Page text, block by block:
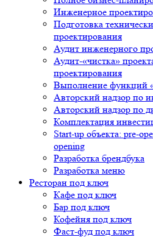
Инженерное
Подготовка
проектирования
Аудит инженерного
Аудит-«чистка»
проектирования
Выполнение функций
Авторский надзор по
Авторский надзор по
Комплектация
Start-up объекта: pre-
opening
Разработка брендбука
Разработка меню
Ресторан под ключ
Кафе под ключ
Бар под ключ
Кофейня под ключ
Фаст-фуд под ключ